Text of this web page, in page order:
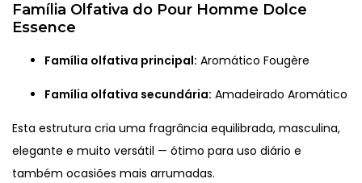
Família Olfativa do Pour Homme Dolce
Essence
Família olfativa principal: Aromático Fougère
Família olfativa secundária: Amadeirado Aromático
Esta estrutura cria uma fragrância equilibrada, masculina,
elegante e muito versátil — ótimo para uso diário e
também ocasiões mais arrumadas.